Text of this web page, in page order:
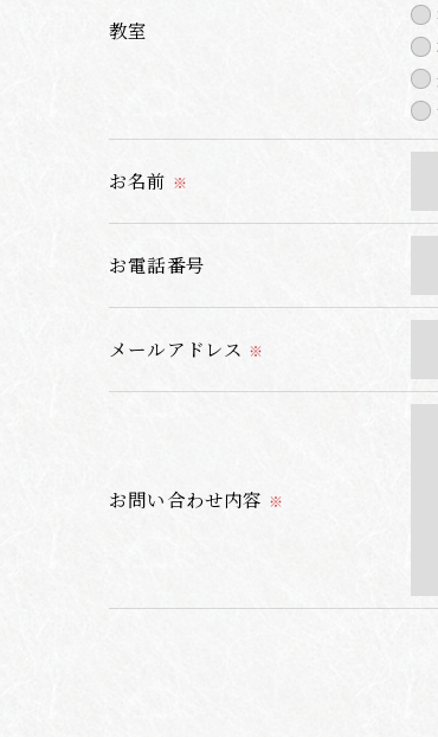
＜個人情報を与えなかった場合に
必要な情報を頂けない場合は、そ
＜個人情報の開示･訂正・削除･利
当社では、お客様の個人情報の開
ご本人である事を確認のうえ、対応
個人情報の開示･訂正･削除・利用
教室
お名前 ※
お電話番号
メールアドレス ※
お問い合わせ内容 ※